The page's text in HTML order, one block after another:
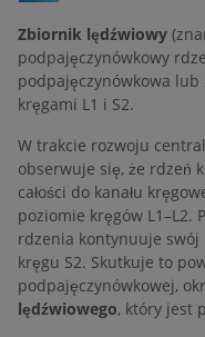
Zbiornik lędźwiowy
podpajęczynówkowy
podpajęczynówkowa
kręgami L1 i S2.
W trakcie rozwoju
obserwuje się, że rdzeń
całości do kanału
poziomie kręgów L1–L2.
rdzenia kontynuuje swój
kręgu S2. Skutkuje to
podpajęczynówkowej,
lędźwiowego, który jest